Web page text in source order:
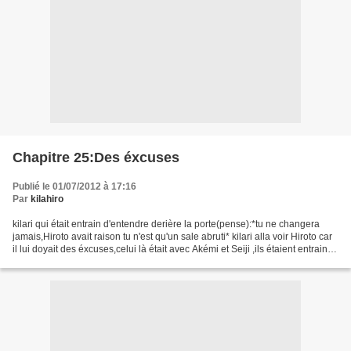
Chapitre 25:Des éxcuses
Publié le 01/07/2012 à 17:16
Par kilahiro
kilari qui était entrain d'entendre derière la porte(pense):*tu ne changera
jamais,Hiroto avait raison tu n'est qu'un sale abruti* kilari alla voir Hiroto car
il lui doyait des éxcuses,celui là était avec Akémi et Seiji ,ils étaient entrain